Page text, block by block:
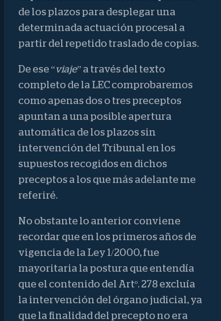
de los plazos para desplegar una
determinada actuación procesal a
partir del repetido traslado de copias.
De ese “viaje” a través del texto
completo de la LEC comprobaremos
como apenas dos o tres preceptos
apuntan a una posible apertura
automática de los plazos sin
intervención del Tribunal en los
supuestos recogidos en dichos
preceptos a los que más adelante me
referiré.
No obstante lo anterior conviene
recordar que en los primeros años de
vigencia de la Ley 1/2000, fue
mayoritaria la postura que entendía
que el contenido del Artº. 278 excluía
la intervención del órgano judicial, ya
que la finalidad del precepto no era